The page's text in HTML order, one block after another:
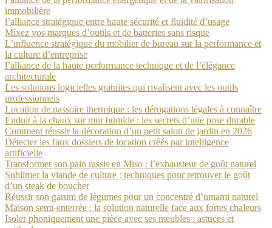
immobilière
l’alliance stratégique entre haute sécurité et fluidité d’usage
Mixez vos marques d’outils et de batteries sans risque
L’influence stratégique du mobilier de bureau sur la performance et
la culture d’entreprise
l’alliance de la haute performance technique et de l’élégance
architecturale
Les solutions logicielles gratuites qui rivalisent avec les outils
professionnels
Location de passoire thermique : les dérogations légales à connaître
Enduit à la chaux sur mur humide : les secrets d’une pose durable
Comment réussir la décoration d’un petit salon de jardin en 2026
Détecter les faux dossiers de location créés par intelligence
artificielle
Transformer son pain rassis en Miso : l’exhausteur de goût naturel
Sublimer la viande de culture : techniques pour retrouver le goût
d’un steak de boucher
Réussir son garum de légumes pour un concentré d’umami naturel
Maison semi-enterrée : la solution naturelle face aux fortes chaleurs
Isoler phoniquement une pièce avec ses meubles : astuces et